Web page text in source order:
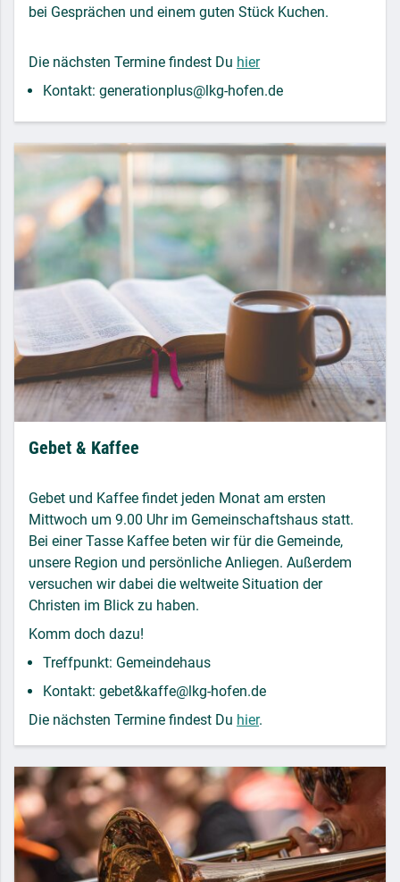
bei Gesprächen und einem guten Stück Kuchen.
Die nächsten Termine findest Du hier
Kontakt: generationplus@lkg-hofen.de
Gebet & Kaffee
Gebet und Kaffee findet jeden Monat am ersten
Mittwoch um 9.00 Uhr im Gemeinschaftshaus statt.
Bei einer Tasse Kaffee beten wir für die Gemeinde,
unsere Region und persönliche Anliegen. Außerdem
versuchen wir dabei die weltweite Situation der
Christen im Blick zu haben.
Komm doch dazu!
Treffpunkt: Gemeindehaus
Kontakt: gebet&kaffe@lkg-hofen.de
Die nächsten Termine findest Du hier.